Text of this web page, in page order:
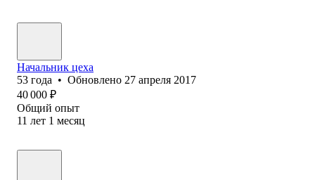
Начальник цеха
53 года • Обновлено 27 апреля 2017
40 000 ₽
Общий опыт
11 лет 1 месяц